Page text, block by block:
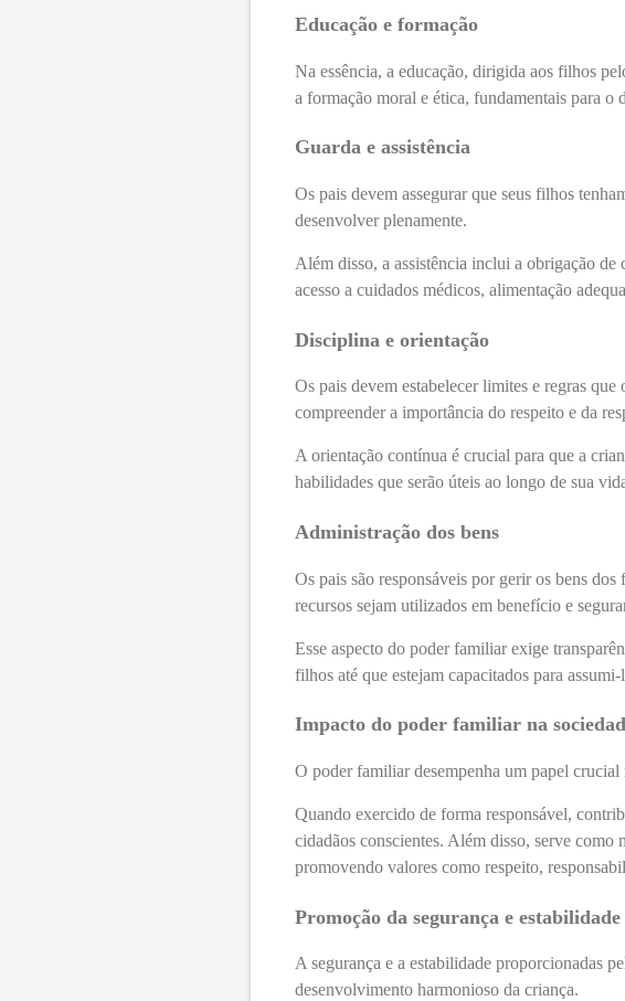
Educação e formação
Na essência, a educação, dirigida aos filhos
a formação moral e ética, fundamentais para o
Guarda e assistência
Os pais devem assegurar que seus filhos
desenvolver plenamente.
Além disso, a assistência inclui a obrigação
acesso a cuidados médicos, alimentação
Disciplina e orientação
Os pais devem estabelecer limites e regras
compreender a importância do respeito e da
A orientação contínua é crucial para que a
habilidades que serão úteis ao longo de sua
Administração dos bens
Os pais são responsáveis por gerir os bens
recursos sejam utilizados em benefício e
Esse aspecto do poder familiar exige
filhos até que estejam capacitados para
Impacto do poder familiar na
O poder familiar desempenha um papel
Quando exercido de forma responsável,
cidadãos conscientes. Além disso, serve como
promovendo valores como respeito,
Promoção da segurança e estabilidade
A segurança e a estabilidade proporcionadas
desenvolvimento harmonioso da criança.